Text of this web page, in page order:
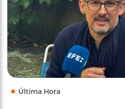
Última Hora